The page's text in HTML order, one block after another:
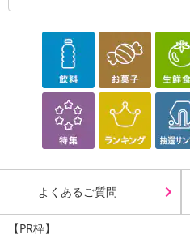
よくあるご質問
【PR枠】